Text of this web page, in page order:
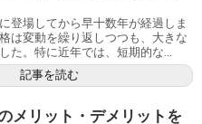
登場してから早十数年が経過しま
は変動を繰り返しつつも、大きな
た。特に近年では、短期的な...
記事を読む
メリット・デメリットを